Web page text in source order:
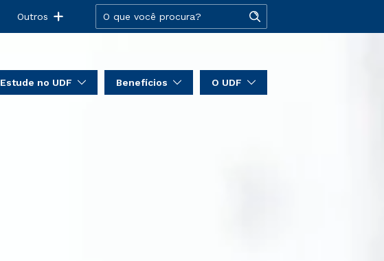
Outros
Estude no UDF Benefícios O UDF